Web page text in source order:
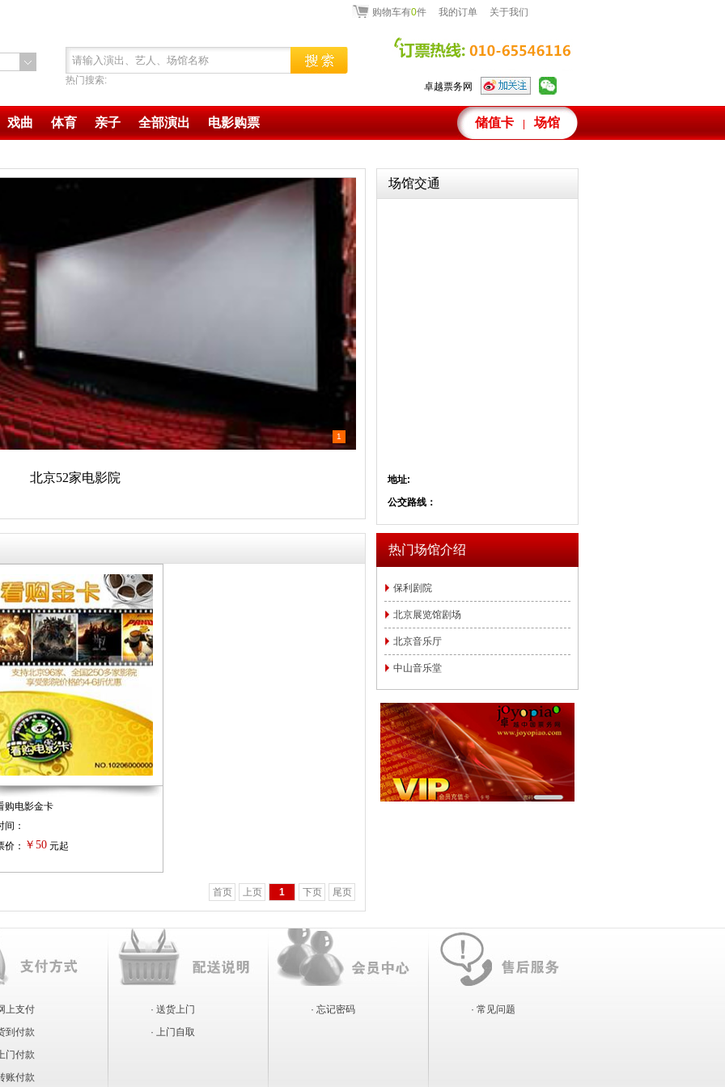
购物车有0件 我的订单 关于我们
热门搜索:
卓越票务网
戏曲 体育 亲子 全部演出 电影购票 储值卡 场馆
1
北京52家电影院
购电影金卡
间：
价： ￥50 元起
首页 上页 1 下页 尾页
场馆交通
地址:
公交路线：
热门场馆介绍
保利剧院
北京展览馆剧场
北京音乐厅
中山音乐堂
上支付
到付款
门付款
账付款
· 送货上门
· 上门自取
· 忘记密码 · 常见问题